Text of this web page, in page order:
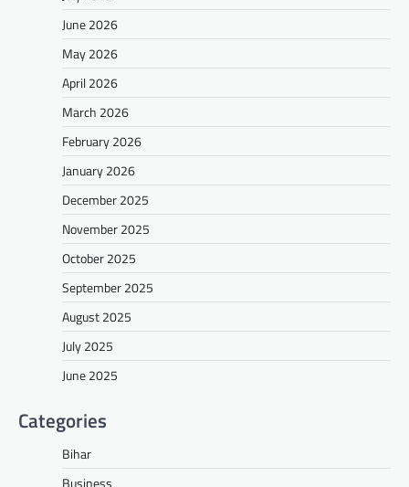
June 2026
May 2026
April 2026
March 2026
February 2026
January 2026
December 2025
November 2025
October 2025
September 2025
August 2025
July 2025
June 2025
Categories
Bihar
Business